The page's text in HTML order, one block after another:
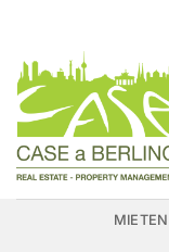
springen
MIETEN